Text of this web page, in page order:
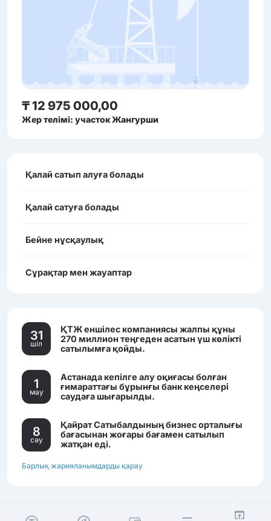
₸ 12 975 000,00
Жер телімі: участок Жангурши
Қалай сатып алуға болады
Қалай сатуға болады
Бейне нұсқаулық
Сұрақтар мен жауаптар
31
шiл
ҚТЖ еншілес компаниясы жалпы құны
270 миллион теңгеден асатын үш көлікті
сатылымға қойды.
1
мау
Астанада кепілге алу оқиғасы болған
ғимараттағы бұрынғы банк кеңселері
саудаға шығарылды.
8
сәу
Қайрат Сатыбалдының бизнес орталығы
бағасынан жоғары бағамен сатылып
жатқан еді.
Барлық жарияланымдарды қарау